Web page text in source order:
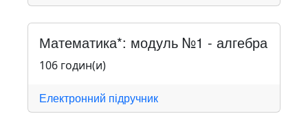
Математика*: модуль №1 - алгебра
106 годин(и)
Електронний підручник